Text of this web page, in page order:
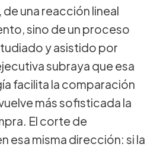
una reacción lineal
sino de un proceso
y asistido por
subraya que esa
facilita la comparación
más sofisticada la
El corte de
esa misma dirección: si la